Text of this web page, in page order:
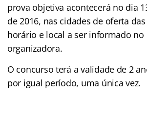
prova objetiva acontecerá no dia
de 2016, nas cidades de oferta
horário e local a ser informado no
organizadora.
O concurso terá a validade de 2
por igual período, uma única vez.